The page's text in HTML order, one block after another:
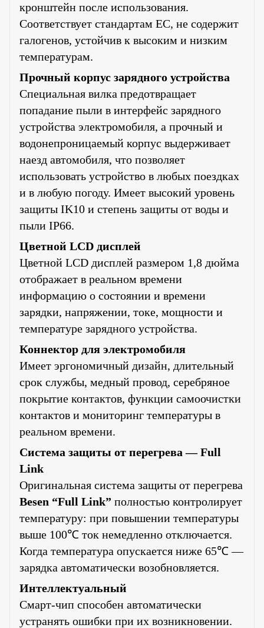
кронштейн после использования.
Соответствует стандартам ЕС, не содержит
галогенов, устойчив к высоким и низким
температурам.
Прочный корпус зарядного устройства
Специальная вилка предотвращает
попадание пыли в интерфейс зарядного
устройства электромобиля, а прочный и
водонепроницаемый корпус выдерживает
наезд автомобиля, что позволяет
использовать устройство в любых поездках
и в любую погоду. Имеет высокий уровень
защиты IK10 и степень защиты от воды и
пыли IP66.
Цветной LCD дисплей
Цветной LCD дисплей размером 1,8 дюйма
отображает в реальном времени
информацию о состоянии и времени
зарядки, напряжении, токе, мощности и
температуре зарядного устройства.
Коннектор для электромобиля
Имеет эргономичный дизайн, длительный
срок службы, медный провод, серебряное
покрытие контактов, функции самоочистки
контактов и мониторинг температуры в
реальном времени.
Система защиты от перегрева — Full
Link
Оригинальная система защиты от перегрева
Besen “Full Link” полностью контролирует
температуру: при повышении температуры
выше 100℃ ток немедленно отключается.
Когда температура опускается ниже 65℃ —
зарядка автоматически возобновляется.
Интеллектуальный
Смарт-чип способен автоматически
устранять ошибки при их возникновении.